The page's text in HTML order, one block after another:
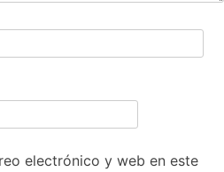
electrónico y web en este